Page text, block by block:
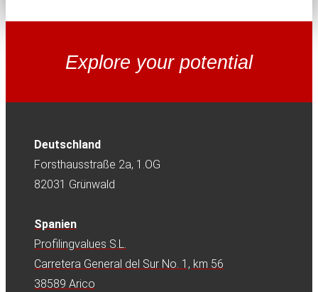
Explore your potential
Deutschland
Forsthausstraße 2a, 1.OG
82031 Grünwald
Spanien
Profilingvalues S.L.
Carretera General del Sur No. 1, km 56
38589 Arico